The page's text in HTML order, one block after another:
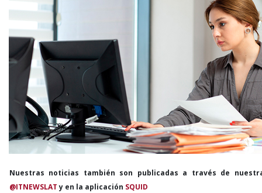
Nuestras noticias también son publicadas a través de
@ITNEWSLATy en la aplicación SQUID